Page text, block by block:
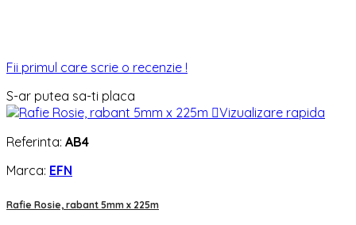
Fii primul care scrie o recenzie !
S-ar putea sa-ti placa
Vizualizare rapida
Referinta: AB4
Marca: EFN
Rafie Rosie, rabant 5mm x 225m